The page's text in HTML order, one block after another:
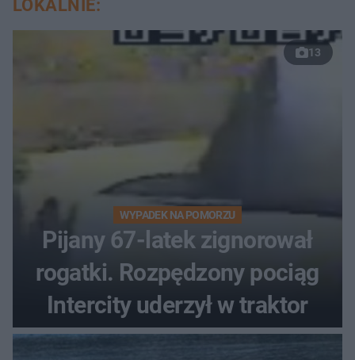
LOKALNIE:
13
WYPADEK NA POMORZU
Pijany 67-latek zignorował
rogatki. Rozpędzony pociąg
Intercity uderzył w traktor